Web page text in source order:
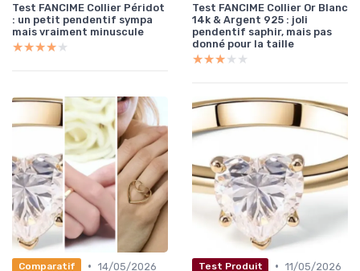
Test FANCIME Collier Péridot
: un petit pendentif sympa
mais vraiment minuscule
★★★★★
★★★★★
Test FANCIME Collier Or Blanc
14k & Argent 925 : joli
pendentif saphir, mais pas
donné pour la taille
★★★★★
★★★★★
Comparatif • 14/05/2026
Test Produit • 11/05/2026